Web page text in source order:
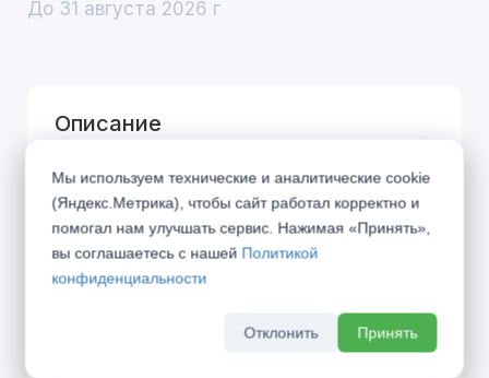
До 31 августа 2026 г
Описание
SONATA – классический дизайн, навеянный
великими музыкальными произведениями
одноименного жанра. Вклад каждой детали
похож на распределение партий в оркестре,
участников создаёт единую законченную
Мы используем технические и аналитические cookie
(Яндекс.Метрика), чтобы сайт работал корректно и
помогал нам улучшать сервис. Нажимая «Принять»,
вы соглашаетесь с нашей Политикой
конфиденциальности
Отклонить Принять